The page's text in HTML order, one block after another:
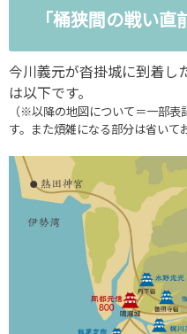
「桶狭間の戦い
今川義元が沓掛城に到着し
は以下です。
（※以降の地図について＝一部表
す。また煩雑になる部分は省いて